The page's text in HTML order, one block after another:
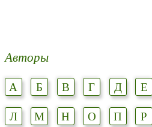
Авторы
А Б В Г Д Е
Л
М Н О П Р